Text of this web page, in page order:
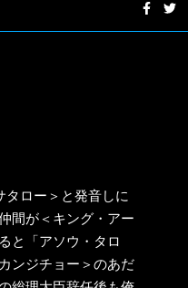
ロー＞と発音しに
間が＜キング・アー
と「アソウ・タロ
ンジチョー＞のあだ